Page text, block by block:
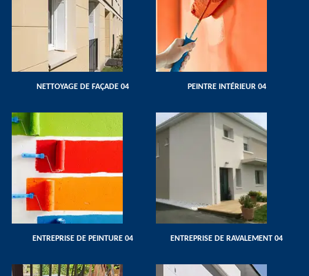
NETTOYAGE DE FAÇADE 04 PEINTRE INTÉRIEUR 04
ENTREPRISE DE PEINTURE 04 ENTREPRISE DE RAVALEMENT 04